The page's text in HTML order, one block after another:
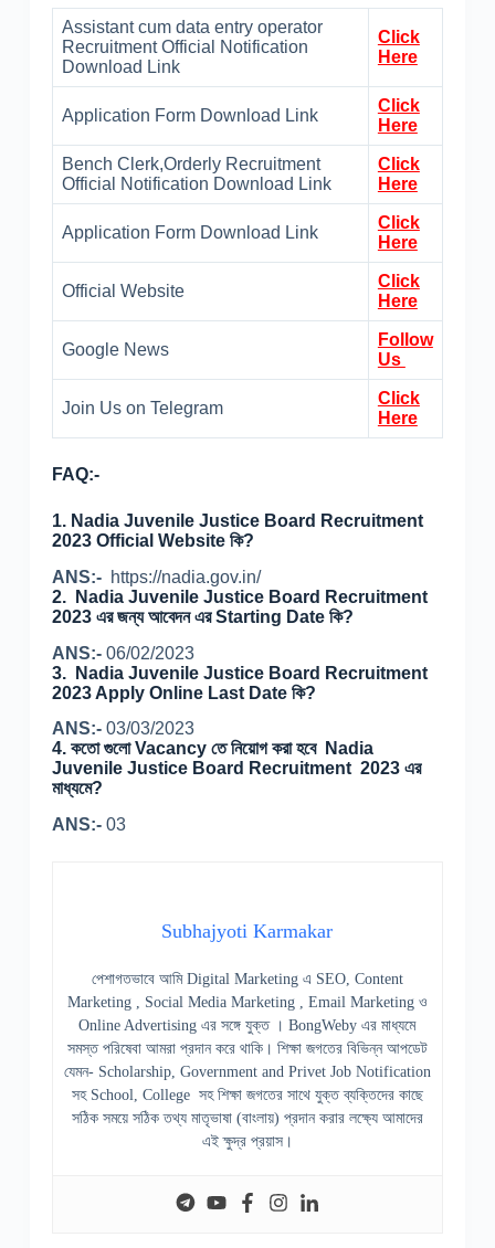
Assistant cum data entry operator
Recruitment Official Notification
Download Link
Click
Here
Application Form Download Link
Click
Here
Bench Clerk,Orderly Recruitment
Official Notification Download Link
Click
Here
Application Form Download Link
Click
Here
Official Website
Click
Here
Google News
Follow
Us
Join Us on Telegram
Click
Here
FAQ:-
1. Nadia Juvenile Justice Board Recruitment
2023 Official Website কি?
ANS:- https://nadia.gov.in/
2. Nadia Juvenile Justice Board Recruitment
2023 এর জন্য আবেদন এর Starting Date কি?
ANS:-06/02/2023
3. Nadia Juvenile Justice Board Recruitment
2023 Apply Online Last Date কি?
ANS:-03/03/2023
4. কতো গুলো Vacancy তে নিয়োগ করা হবে Nadia
Juvenile Justice Board Recruitment 2023 এর
মাধ্যমে?
ANS:-03
Subhajyoti Karmakar
পেশাগতভাবে আমি Digital Marketing এ SEO, Content
Marketing , Social Media Marketing , Email Marketing ও
Online Advertising এর সঙ্গে যুক্ত । BongWeby এর মাধ্যমে
সমস্ত পরিষেবা আমরা প্রদান করে থাকি। শিক্ষা জগতের বিভিন্ন আপডেট
যেমন- Scholarship, Government and Privet Job Notification
সহ School, College সহ শিক্ষা জগতের সাথে যুক্ত ব্যক্তিদের কাছে
সঠিক সময়ে সঠিক তথ্য মাতৃভাষা (বাংলায়) প্রদান করার লক্ষ্যে আমাদের
এই ক্ষুদ্র প্রয়াস।